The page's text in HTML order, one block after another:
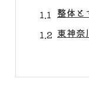
整体と
東神奈
マッ